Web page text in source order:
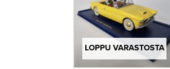
LOPPU VARASTOSTA